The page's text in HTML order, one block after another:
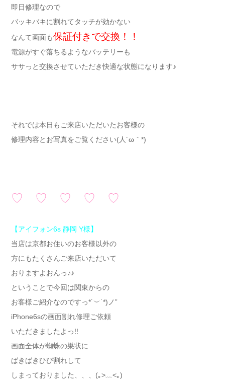
即日修理なので
バッキバキに割れてタッチが効かない
なんて画面も保証付きで交換！！
電源がすぐ落ちるようなバッテリーも
ササっと交換させていただき快適な状態になります♪
それでは本日もご来店いただいたお客様の
修理内容とお写真をご覧ください(人´ω｀*)
♡ ♡ ♡ ♡ ♡
【アイフォン6s 静岡 Y様】
当店は京都お住いのお客様以外の
方にもたくさんご来店いただいて
おりますよおんっ♪♪
ということで今回は関東からの
お客様ご紹介なのですっ*˙︶˙*)ノ”
iPhone6sの画面割れ修理ご依頼
いただきましたよっ!!
画面全体が蜘蛛の巣状に
ばきばきひび割れして
しまっておりました、、、(｡>﹏<｡)